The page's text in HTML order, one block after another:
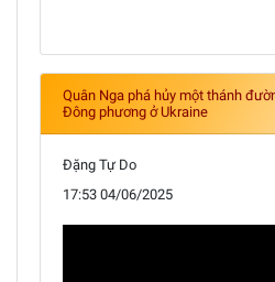
Quân Nga phá hủy một thánh
Đông phương ở Ukraine
Đặng Tự Do
17:53 04/06/2025